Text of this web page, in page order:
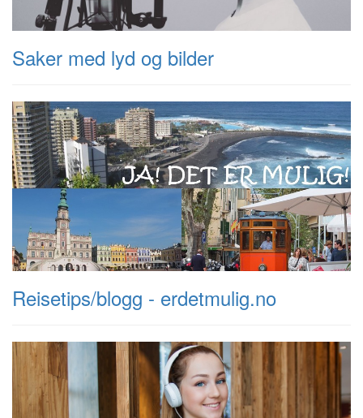
Saker med lyd og bilder
Reisetips/blogg - erdetmulig.no